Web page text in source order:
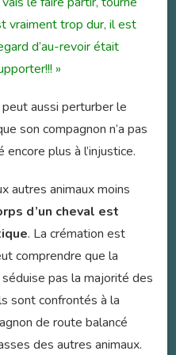
vraiment trop dur, il est
d’au-revoir était
»
peut aussi perturber le
son compagnon n’a pas
plus à l’injustice.
autres animaux moins
d’un cheval est
. La crémation est
comprendre que la
pas la majorité des
sont confrontés à la
de route balancé
des autres animaux.